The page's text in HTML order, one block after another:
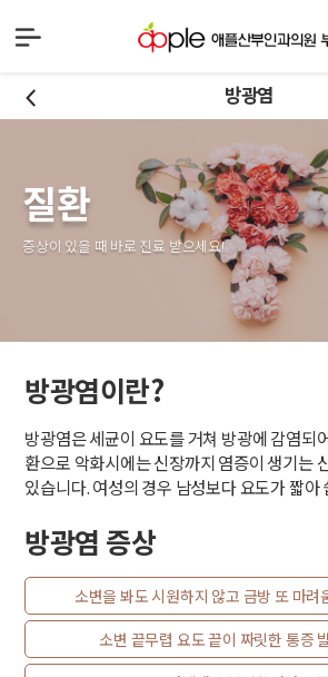
방광염
질환
증상이 있을 때 바로 진료 받으세요!
방광염이란?
방광염은 세균이 요도를 거쳐 방광에 감염되
환으로 악화시에는 신장까지 염증이 생기는
있습니다. 여성의 경우 남성보다 요도가 짧아
방광염 증상
소변을 봐도 시원하지 않고 금방 또 마려
소변 끝무렵 요도 끝이 짜릿한 통증